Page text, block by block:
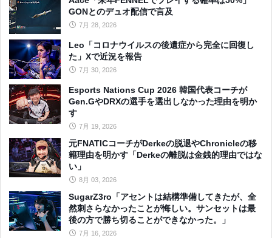
GONとのデュオ配信で言及
7月 28, 2026
Leo「コロナウイルスの後遺症から完全に回復し
た」Xで近況を報告
7月 30, 2026
Esports Nations Cup 2026 韓国代表コーチが
Gen.GやDRXの選手を選出しなかった理由を明か
す
7月 19, 2026
元FNATICコーチがDerkeの脱退やChronicleの移
籍理由を明かす「Derkeの離脱は金銭的理由ではな
い」
8月 03, 2026
SugarZ3ro「アセントは結構準備してきたが、全
然刺さらなかったことが悔しい。サンセットは最
後の方で勝ち切ることができなかった。」
7月 16, 2026